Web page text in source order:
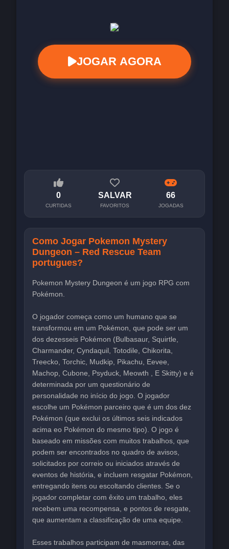
JOGAR AGORA
0
CURTIDAS
SALVAR
FAVORITOS
66
JOGADAS
Como Jogar Pokemon Mystery
Dungeon – Red Rescue Team
portugues?
Pokemon Mystery Dungeon é um jogo RPG com
Pokémon.
O jogador começa como um humano que se
transformou em um Pokémon, que pode ser um
dos dezesseis Pokémon (Bulbasaur, Squirtle,
Charmander, Cyndaquil, Totodile, Chikorita,
Treecko, Torchic, Mudkip, Pikachu, Eevee,
Machop, Cubone, Psyduck, Meowth , E Skitty) e é
determinada por um questionário de
personalidade no início do jogo. O jogador
escolhe um Pokémon parceiro que é um dos dez
Pokémon (que exclui os últimos seis indicados
acima eo Pokémon do mesmo tipo). O jogo é
baseado em missões com muitos trabalhos, que
podem ser encontrados no quadro de avisos,
solicitados por correio ou iniciados através de
eventos de história, e incluem resgatar Pokémon,
entregando itens ou escoltando clientes. Se o
jogador completar com êxito um trabalho, eles
recebem uma recompensa, e pontos de resgate,
que aumentam a classificação de uma equipe.
Esses trabalhos participam de masmorras, das